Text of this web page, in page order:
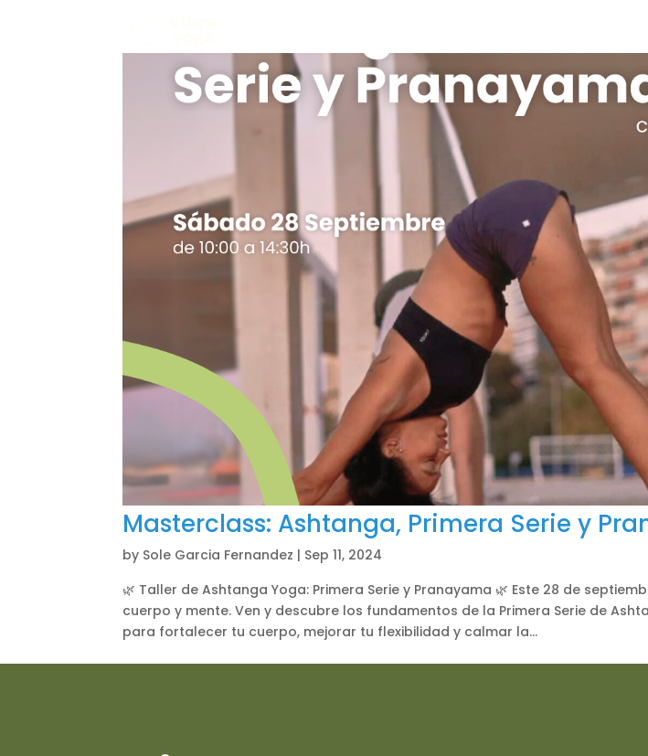
Masterclass: Ashtanga, Primera Serie y
by Sole Garcia Fernandez | Sep 11, 2024
🌿 Taller de Ashtanga Yoga: Primera Serie y Pranayama 🌿 Este 28 de
cuerpo y mente. Ven y descubre los fundamentos de la Primera Serie de
para fortalecer tu cuerpo, mejorar tu flexibilidad y calmar la...